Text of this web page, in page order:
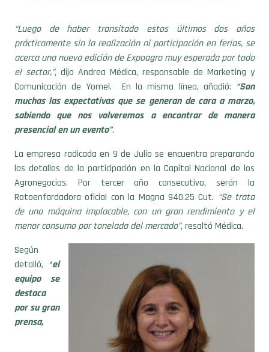
“Luego de haber transitado estos últimos dos años
prácticamente sin la realización ni participación en ferias, se
acerca una nueva edición de Expoagro muy esperada por todo
el sector,”, dijo Andrea Médica, responsable de Marketing y
Comunicación de Yomel. En la misma línea, añadió: “Son
muchas las expectativas que se generan de cara a marzo,
sabiendo que nos volveremos a encontrar de manera
presencial en un evento”.
La empresa radicada en 9 de Julio se encuentra preparando
los detalles de la participación en la Capital Nacional de los
Agronegocios. Por tercer año consecutivo, serán la
Rotoenfardadora oficial con la Magna 940.25 Cut. “Se trata
de una máquina implacable, con un gran rendimiento y el
menor consumo por tonelada del mercado”, resaltó Médica.
Según
detalló, “el
equipo se
destaca
por su gran
prensa,